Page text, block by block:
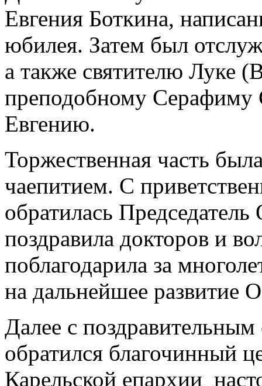
Евгения Боткина,
юбилея. Затем был
а также святителю Луке
преподобному Серафиму
Евгению.
Торжественная часть
чаепитием. С
обратилась
поздравила докторов и
поблагодарила за
на дальнейшее развитие
Далее с
обратился благочинный
Карельской епархии